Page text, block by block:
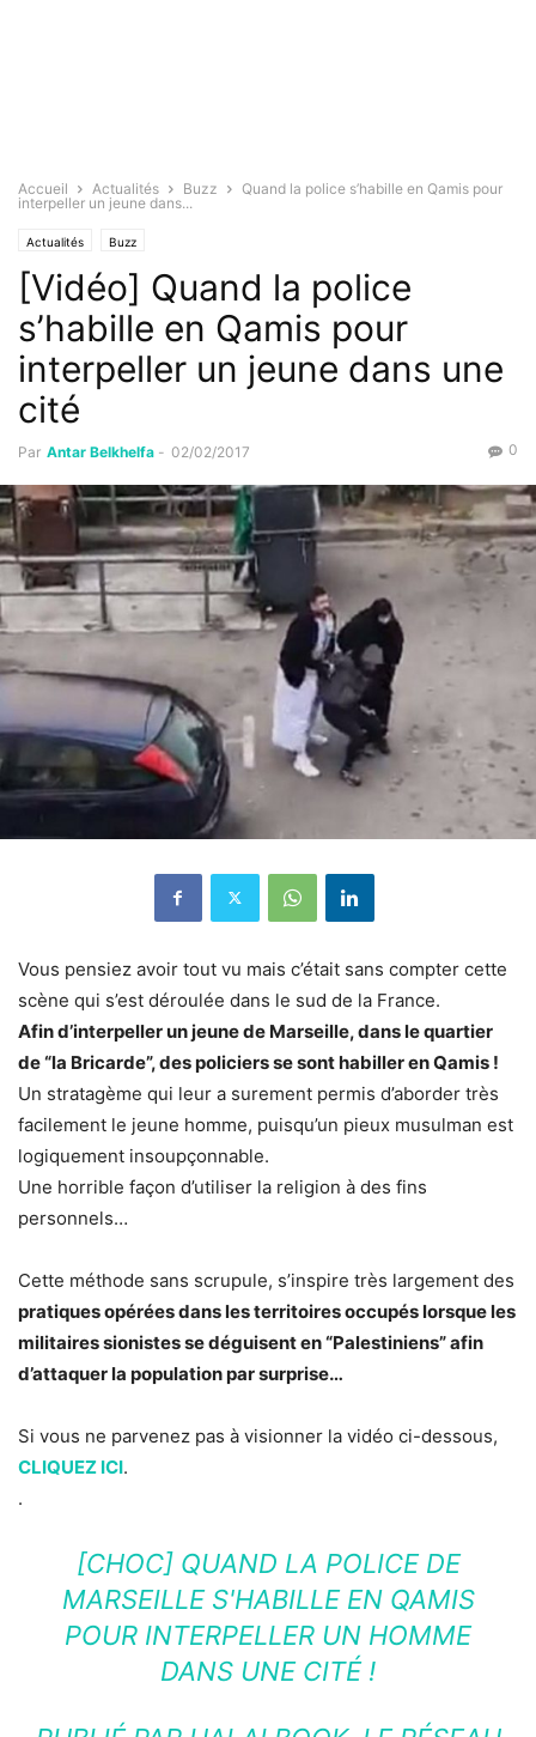
Accueil Actualités Buzz
Quand la police s’habille en Qamis pour
interpeller un jeune dans...
Actualités Buzz
[Vidéo] Quand la police
s’habille en Qamis pour
interpeller un jeune dans une
cité
Par Antar Belkhelfa - 02/02/2017 0
Vous pensiez avoir tout vu mais c’était sans compter cette
scène qui s’est déroulée dans le sud de la France.
Afin d’interpeller un jeune de Marseille, dans le quartier
de “la Bricarde”, des policiers se sont habiller en Qamis !
Un stratagème qui leur a surement permis d’aborder très
facilement le jeune homme, puisqu’un pieux musulman est
logiquement insoupçonnable.
Une horrible façon d’utiliser la religion à des fins
personnels…
Cette méthode sans scrupule, s’inspire très largement des
pratiques opérées dans les territoires occupés lorsque les
militaires sionistes se déguisent en “Palestiniens” afin
d’attaquer la population par surprise…
Si vous ne parvenez pas à visionner la vidéo ci-dessous,
CLIQUEZ ICI.
.
[CHOC] QUAND LA POLICE DE
MARSEILLE S'HABILLE EN QAMIS
POUR INTERPELLER UN HOMME
DANS UNE CITÉ !